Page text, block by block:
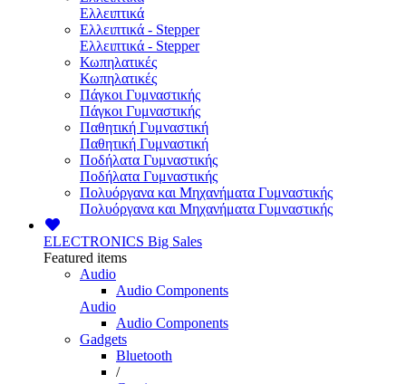
Ελλειπτικά
Ελλειπτικά - Stepper
Ελλειπτικά - Stepper
Κωπηλατικές
Κωπηλατικές
Πάγκοι Γυμναστικής
Πάγκοι Γυμναστικής
Παθητική Γυμναστική
Παθητική Γυμναστική
Ποδήλατα Γυμναστικής
Ποδήλατα Γυμναστικής
Πολυόργανα και Μηχανήματα Γυμναστικής
Πολυόργανα και Μηχανήματα Γυμναστικής
ELECTRONICS Big Sales
Featured items
Audio
Audio Components
Audio
Audio Components
Gadgets
Bluetooth
/